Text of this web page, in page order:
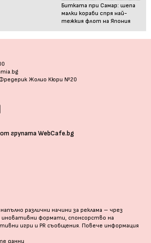
Битката при Самар: шепа
малки кораби спря най-
тежкия флот на Япония
Жолио Кюри №20
групата WebCafe.bg
различни начини за реклама – чрез
формати, спонсорство на
игри и PR съобщения. Повече информация
данни